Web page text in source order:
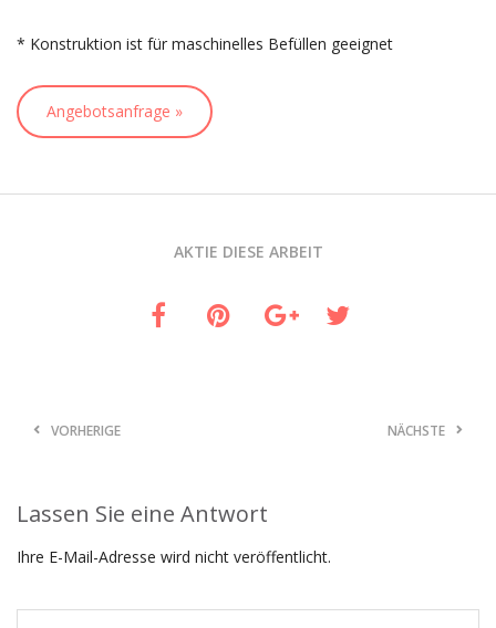
* Konstruktion ist für maschinelles Befüllen geeignet
Angebotsanfrage »
AKTIE DIESE ARBEIT
VORHERIGE NÄCHSTE
Lassen Sie eine Antwort
Ihre E-Mail-Adresse wird nicht veröffentlicht.